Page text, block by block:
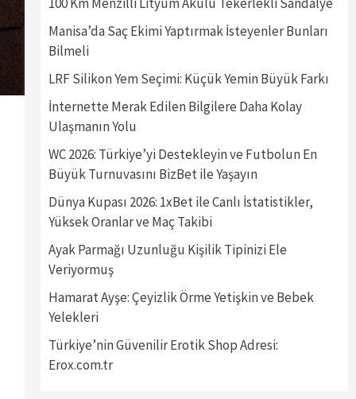
Manisa’da Saç Ekimi Yaptırmak İsteyenler Bunları
Bilmeli
LRF Silikon Yem Seçimi: Küçük Yemin Büyük Farkı
İnternette Merak Edilen Bilgilere Daha Kolay
Ulaşmanın Yolu
WC 2026: Türkiye’yi Destekleyin ve Futbolun En
Büyük Turnuvasını BizBet ile Yaşayın
Dünya Kupası 2026: 1xBet ile Canlı İstatistikler,
Yüksek Oranlar ve Maç Takibi
Ayak Parmağı Uzunluğu Kişilik Tipinizi Ele
Veriyormuş
Hamarat Ayşe: Çeyizlik Örme Yetişkin ve Bebek
Yelekleri
Türkiye’nin Güvenilir Erotik Shop Adresi:
Erox.com.tr